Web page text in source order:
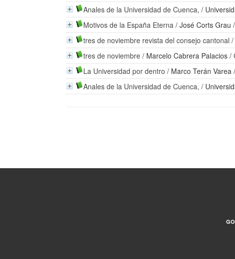
Anales de la Universidad de Cuenca, /
Motivos de la España Eterna /José Corts Grau
tres de noviembre revista del consejo cantonal /
tres de noviembre / Marcelo Cabrera Palacios /
La Universidad por dentro / Marco Terán Varea
Anales de la Universidad de Cuenca, /